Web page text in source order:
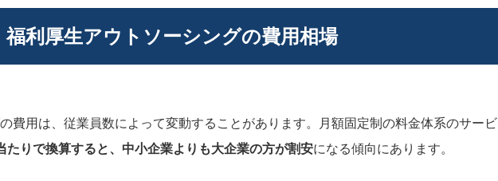
福利厚生アウトソーシングの費用相場
費用は、従業員数によって変動することがあります。月額固定制の料金体系のサービ
たりで換算すると、中小企業よりも大企業の方が割安になる傾向にあります。